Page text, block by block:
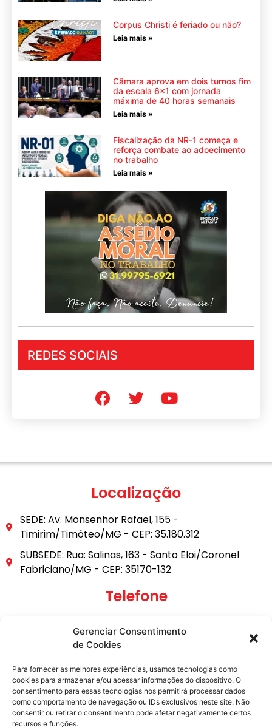
Gerenciar Consentimento
de Cookies
Para fornecer as melhores experiências, usamos tecnologias como
cookies para armazenar e/ou acessar informações do dispositivo. O
consentimento para essas tecnologias nos permitirá processar dados
como comportamento de navegação ou IDs exclusivos neste site. Não
consentir ou retirar o consentimento pode afetar negativamente certos
recursos e funções.
Corpus Christi é feriado ou não?
Leia mais »
Câmara aprova em dois turnos fim
da escala 6×1 com jornada
máxima de 40 horas semanais
Leia mais »
Fiscalização da NR-1 começa e
reforça combate ao adoecimento
no trabalho
Leia mais »
REDES SOCIAIS
Localização
SEDE: Av. Monsenhor Rafael, 155 -
Timirim/Timóteo/MG - CEP: 35.180.312
SUBSEDE: Rua: Salinas, 163 - Santo Eloi/Coronel
Fabriciano/MG - CEP: 35170-132
Telefone
(31) 99795-6921
E-mail
secretaria@metasita.org.br